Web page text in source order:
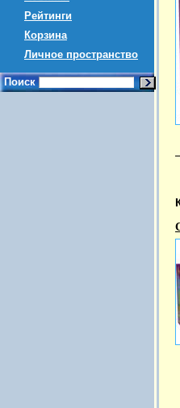
Рейтинги
Корзина
Личное пространство
Поиск